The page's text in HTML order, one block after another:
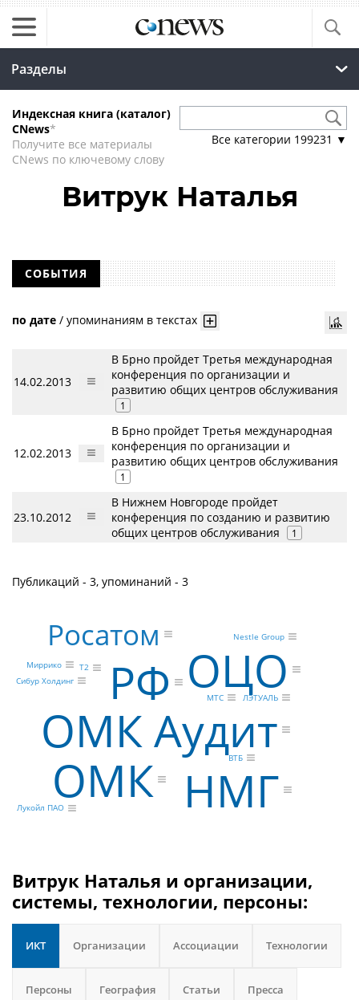
Разделы
Индексная книга (каталог)
CNews*
Получите все материалы
CNews по ключевому слову
Все категории 199231 ▼
Витрук Наталья
СОБЫТИЯ
по дате / упоминаниям в текстах
14.02.2013
В Брно пройдет Третья международная
конференция по организации и
развитию общих центров обслуживания
1
12.02.2013
В Брно пройдет Третья международная
конференция по организации и
развитию общих центров обслуживания
1
23.10.2012
В Нижнем Новгороде пройдет
конференция по созданию и развитию
общих центров обслуживания
1
Публикаций - 3, упоминаний - 3
ОМК Аудит
ОМК
ОЦО
РФ
НМГ
Росатом
МТС
Т2
ВТБ
Сибур Холдинг
Nestle Group
Миррико
Лукойл ПАО
ЛЭТУАЛЬ
Витрук Наталья и организации,
системы, технологии, персоны:
ИКТ Организации Ассоциации Технологии
Персоны География Статьи Пресса